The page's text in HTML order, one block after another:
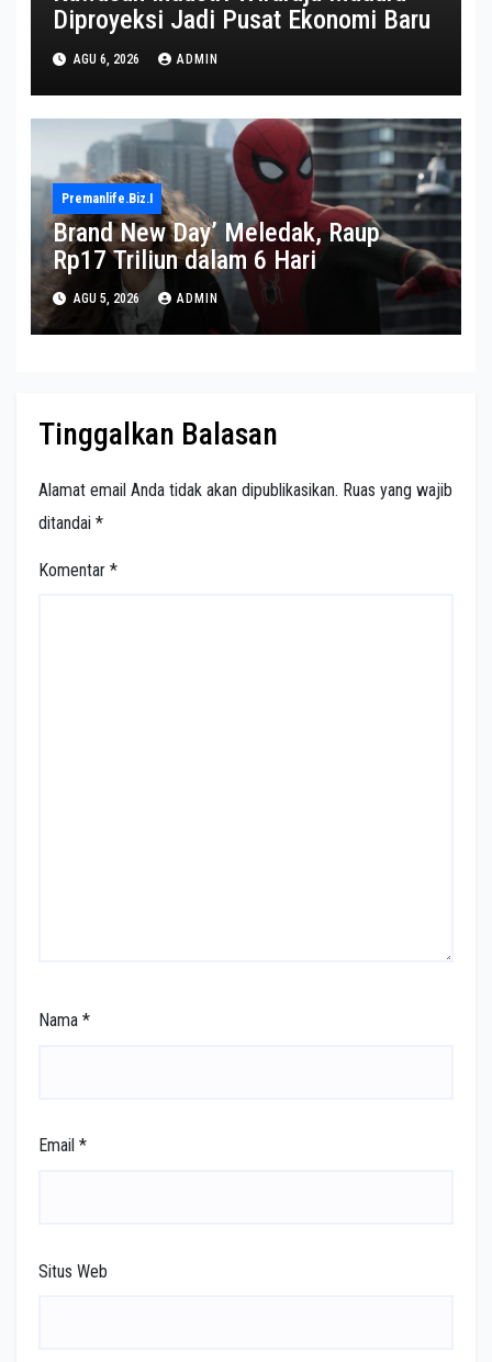
Diproyeksi Jadi Pusat Ekonomi Baru
AGU 6, 2026 ADMIN
Premanlife.biz.i
Brand New Day’ Meledak, Raup
Rp17 Triliun dalam 6 Hari
AGU 5, 2026 ADMIN
Tinggalkan Balasan
Alamat email Anda tidak akan dipublikasikan. Ruas yang wajib
ditandai *
Komentar *
Nama *
Email *
Situs Web